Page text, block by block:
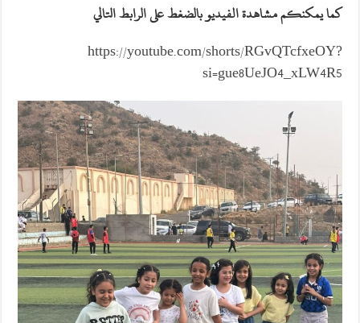
كما يمكنكم مشاهدة الفيديو بالضغط على الرابط التالي
https://youtube.com/shorts/RGvQTcfxeOY?
si=gue8UeJO4_xLW4R5